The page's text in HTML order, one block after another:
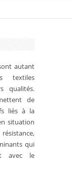
autant
textiles
qualités.
de
liés à la
situation
qui
avec le